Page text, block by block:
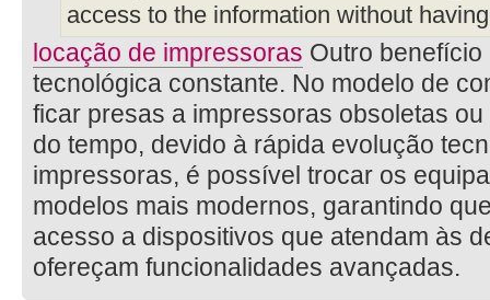
access to the information without
locação de impressoras Outro
tecnológica constante. No modelo de
ficar presas a impressoras obsoletas
do tempo, devido à rápida evolução
impressoras, é possível trocar os
modelos mais modernos, garantindo
acesso a dispositivos que atendam às
ofereçam funcionalidades avançadas.